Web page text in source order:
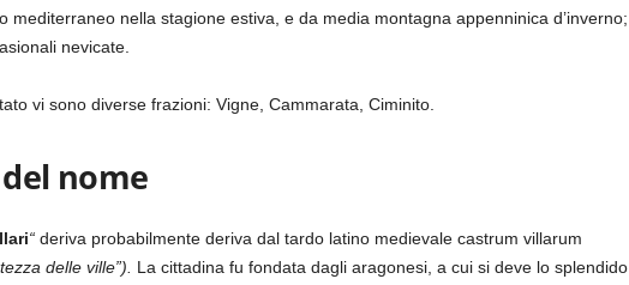
mediterraneo nella stagione estiva, e da media montagna appenninica d’inverno;
nevicate.
vi sono diverse frazioni: Vigne, Cammarata, Ciminito.
del nome
“deriva probabilmente deriva dal tardo latino medievale castrum villarum
delle ville”).
La cittadina fu fondata dagli aragonesi, a cui si deve lo splendido